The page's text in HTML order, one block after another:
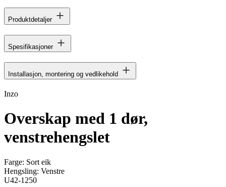
Produktdetaljer
Spesifikasjoner
Installasjon, montering og vedlikehold
Inzo
Overskap med 1 dør,
venstrehengslet
Farge: Sort eik
Hengsling: Venstre
U42-1250